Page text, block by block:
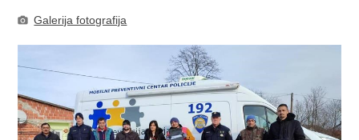
Galerija fotografija